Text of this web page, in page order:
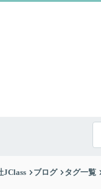
JClass ブログ タグ一覧